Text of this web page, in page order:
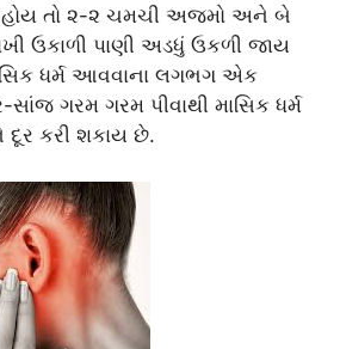
હોય તો ૨-૨ ચમચી અજમો અને બે
ઉકાળી પાણી અડધું ઉકળી જાય
ધર્મ આવવાના લગભગ એક
સાંજ ગરમ ગરમ પીવાથી માસિક ધર્મ
કરી શકાય છે.